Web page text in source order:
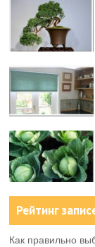
Рейтинг
Как правильно